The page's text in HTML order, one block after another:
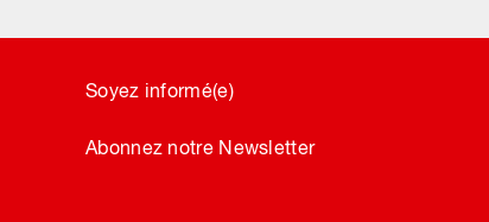
Soyez informé(e)
Abonnez notre Newsletter